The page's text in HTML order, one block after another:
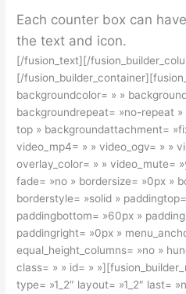
Each counter box can
the text and icon.
[/fusion_text][/
[/
backgroundcolor= » »
backgroundrepeat= »no-repeat
top » backgroundattachment=
video_mp4= » » video_ogv= » »
overlay_color= » » video_mute=
fade= »no » bordersize= »0px »
borderstyle= »solid »
paddingbottom= »60px »
paddingright= »0px »
equal_height_columns= »no »
class= » » id= »
type= »1_2″ layout= »1_2″ last=